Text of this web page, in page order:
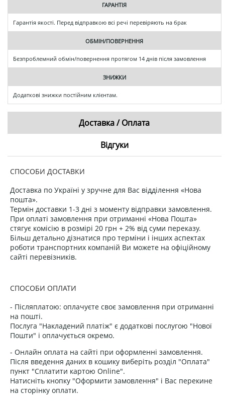
ГАРАНТІЯ
Гарантія якості. Перед відправкою всі речі перевіряють на брак
ОБМІН/ПОВЕРНЕННЯ
Безпроблемний обмін/повернення протягом 14 днів після замовлення
ЗНИЖКИ
Додаткові знижки постійним клієнтам.
Доставка / Оплата
Відгуки
СПОСОБИ ДОСТАВКИ
Доставка по Україні у зручне для Вас відділення «Нова
пошта».
Термін доставки 1-3 дні з моменту відправки замовлення.
При оплаті замовлення при отриманні «Нова Пошта»
стягує комісію в розмірі 20 грн + 2% від суми переказу.
Більш детально дізнатися про терміни і інших аспектах
роботи транспортних компаній Ви можете на офіційному
сайті перевізників.
СПОСОБИ ОПЛАТИ
- Післяплатою: оплачуєте своє замовлення при отриманні
на пошті.
Послуга "Накладений платіж" є додаткові послугою "Нової
Пошти" і оплачується окремо.
- Онлайн оплата на сайті при оформленні замовлення.
Після введення даних в кошику виберіть розділ "Оплата"
пункт "Сплатити картою Online".
Натисніть кнопку "Оформити замовлення" і Вас перекине
на сторінку оплати.